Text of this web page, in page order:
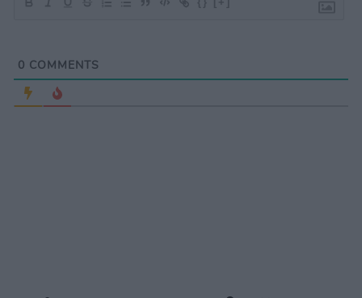
0 COMMENTS